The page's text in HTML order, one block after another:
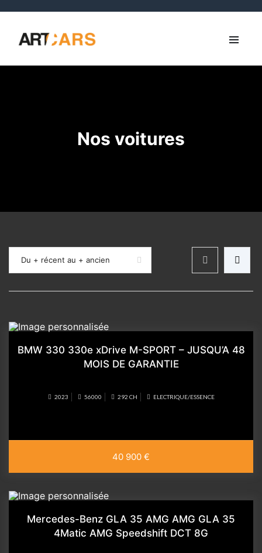
Nos voitures
Du + récent au + ancien
BMW 330 330e xDrive M-SPORT – JUSQU’A 48
MOIS DE GARANTIE
2023 56000 292 CH ELECTRIQUE/ESSENCE
40 900 €
Mercedes-Benz GLA 35 AMG AMG GLA 35
4Matic AMG Speedshift DCT 8G